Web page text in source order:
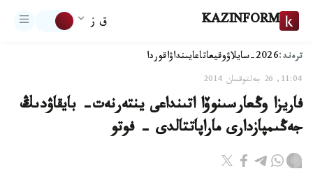
KAZINFORM ق ز
ترەند:2026-سايلاۋ وقيعاتاعايىنداۋاقوردا
11:04, 26 جەلتوقسان 2014
فاريزا وڭعارسىنوۆا اتىنداعى ينتەرنەت- بايقاۋدىڭ
جەڭىمپازدارى ماراپاتتالدى - فوتو